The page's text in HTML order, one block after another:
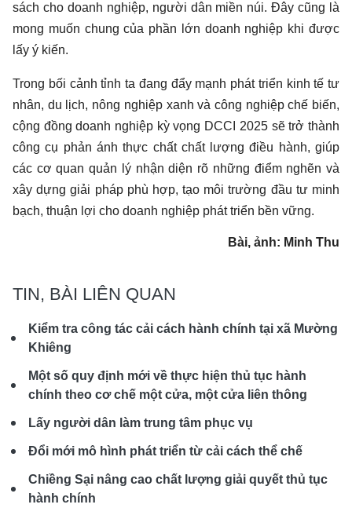
sách cho doanh nghiệp, người dân miền núi. Đây cũng là
mong muốn chung của phần lớn doanh nghiệp khi được
lấy ý kiến.
Trong bối cảnh tỉnh ta đang đẩy mạnh phát triển kinh tế tư
nhân, du lịch, nông nghiệp xanh và công nghiệp chế biến,
cộng đồng doanh nghiệp kỳ vọng DCCI 2025 sẽ trở thành
công cụ phản ánh thực chất chất lượng điều hành, giúp
các cơ quan quản lý nhận diện rõ những điểm nghẽn và
xây dựng giải pháp phù hợp, tạo môi trường đầu tư minh
bạch, thuận lợi cho doanh nghiệp phát triển bền vững.
Bài, ảnh: Minh Thu
TIN, BÀI LIÊN QUAN
Kiểm tra công tác cải cách hành chính tại xã Mường
Khiêng
Một số quy định mới về thực hiện thủ tục hành
chính theo cơ chế một cửa, một cửa liên thông
Lấy người dân làm trung tâm phục vụ
Đổi mới mô hình phát triển từ cải cách thể chế
Chiềng Sại nâng cao chất lượng giải quyết thủ tục
hành chính